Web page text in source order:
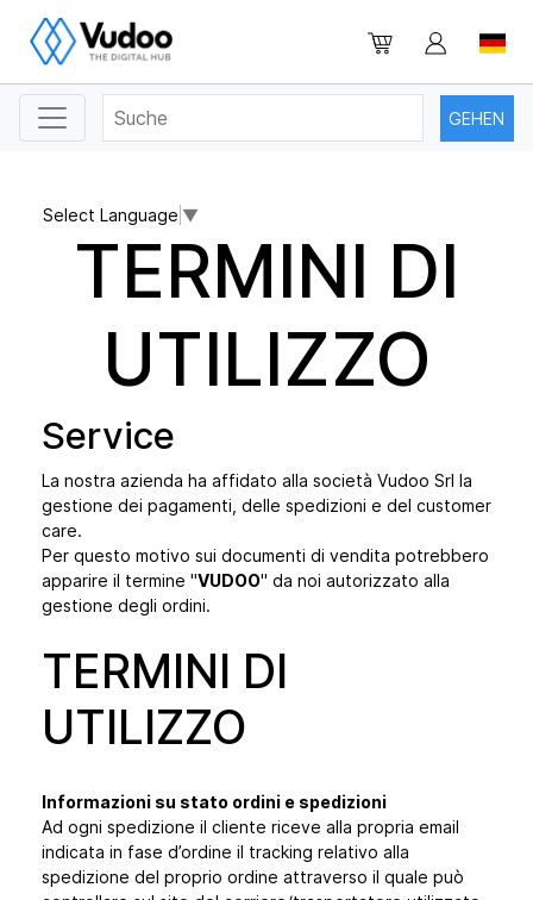
Select Language ▼
TERMINI DI
UTILIZZO
Service
La nostra azienda ha affidato alla società Vudoo Srl la
gestione dei pagamenti, delle spedizioni e del customer
care.
Per questo motivo sui documenti di vendita potrebbero
apparire il termine "VUDOO" da noi autorizzato alla
gestione degli ordini.
TERMINI DI
UTILIZZO
Informazioni su stato ordini e spedizioni
Ad ogni spedizione il cliente riceve alla propria email
indicata in fase d’ordine il tracking relativo alla
spedizione del proprio ordine attraverso il quale può